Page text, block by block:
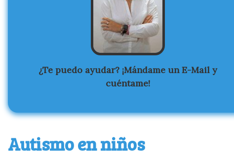
¿Te puedo ayudar? ¡Mándame un E-Mail y
cuéntame!
Autismo en niños